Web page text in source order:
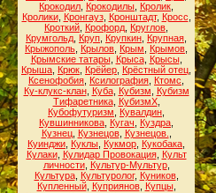
Крокодил Крокодилы Кролик
Кролики, Кронгауз, Кронштадт, Кросс
Кроткий Крофорд Круглов
Крумгольд Круп Крупкин Крупная
Крыжополь Крылов Крым Крымов
Крымские татары, Крыса, Крысы,
Крыша Крюк Крёйер Крёстный отец
Ксенофобия Ксилография Ктомс
Ку-клукс-клан, Куба, Кубизм
Кубизм
Тифаретника, КубизмХ,
Кубофутуризм
Кувалдин
Кувшинникова Кугач Куздра
Кузнец, Кузнецов, Кузнецов.
Куинджи Куклы Кукмор Кукобака
Кулаки, Кулидар Провокация, Культ
личности, Культур-Мультур,
Культура, Культуролог, Куников,
Купленный, Куприянов, Купцы,